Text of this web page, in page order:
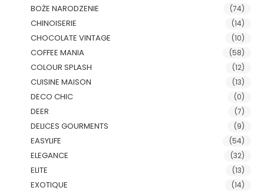
BOŻE NARODZENIE (74)
CHINOISERIE (14)
CHOCOLATE VINTAGE (10)
COFFEE MANIA (58)
COLOUR SPLASH (12)
CUISINE MAISON (13)
DECO CHIC (0)
DEER (7)
DELICES GOURMENTS (9)
EASYLIFE (54)
ELEGANCE (32)
ELITE (13)
EXOTIQUE (14)